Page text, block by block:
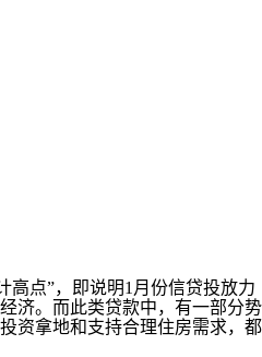
点”，即说明1月份信贷投放力
济。而此类贷款中，有一部分势
资拿地和支持合理住房需求，都